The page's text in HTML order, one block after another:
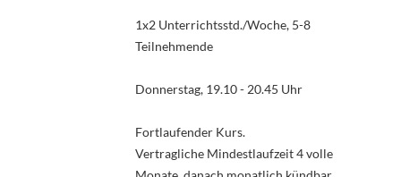
1x2 Unterrichtsstd./Woche, 5-8
Teilnehmende
Donnerstag, 19.10 - 20.45 Uhr
Fortlaufender Kurs.
Vertragliche Mindestlaufzeit 4 volle